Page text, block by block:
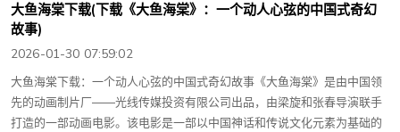
大鱼海棠下载(下载《大鱼海棠》：一个动人心弦的中国式奇幻
故事)
2026-01-30 07:59:02
大鱼海棠下载：一个动人心弦的中国式奇幻故事《大鱼海棠》是由中国领
先的动画制片厂——光线传媒投资有限公司出品，由梁旋和张春导演联手
打造的一部动画电影。该电影是一部以中国神话和传说文化元素为基础的